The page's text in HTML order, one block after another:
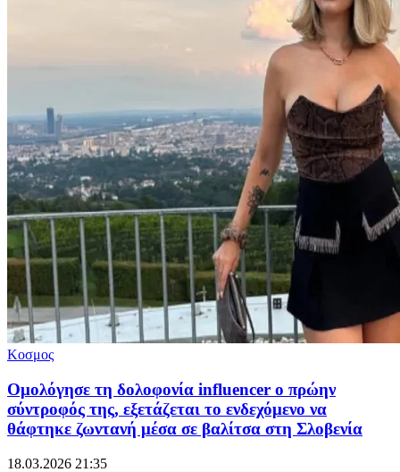
Κοσμος
Ομολόγησε τη δολοφονία influencer o πρώην
σύντροφός της, εξετάζεται το ενδεχόμενο να
θάφτηκε ζωντανή μέσα σε βαλίτσα στη Σλοβενία
18.03.2026 21:35